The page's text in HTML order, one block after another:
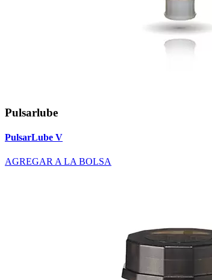
Pulsarlube
PulsarLube V
AGREGAR A LA BOLSA